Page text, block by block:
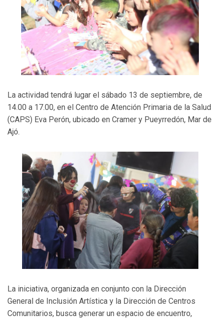
La actividad tendrá lugar el sábado 13 de septiembre, de
14.00 a 17.00, en el Centro de Atención Primaria de la Salud
(CAPS) Eva Perón, ubicado en Cramer y Pueyrredón, Mar de
Ajó.
La iniciativa, organizada en conjunto con la Dirección
General de Inclusión Artística y la Dirección de Centros
Comunitarios, busca generar un espacio de encuentro,